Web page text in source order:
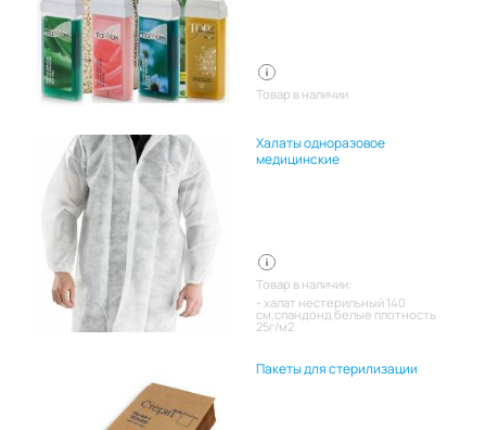
Товар в наличии
Халаты одноразовое
медицинские
Товар в наличии:
халат нестерильный 140
см,спандонд белые плотность
25г/м2
Пакеты для стерилизации